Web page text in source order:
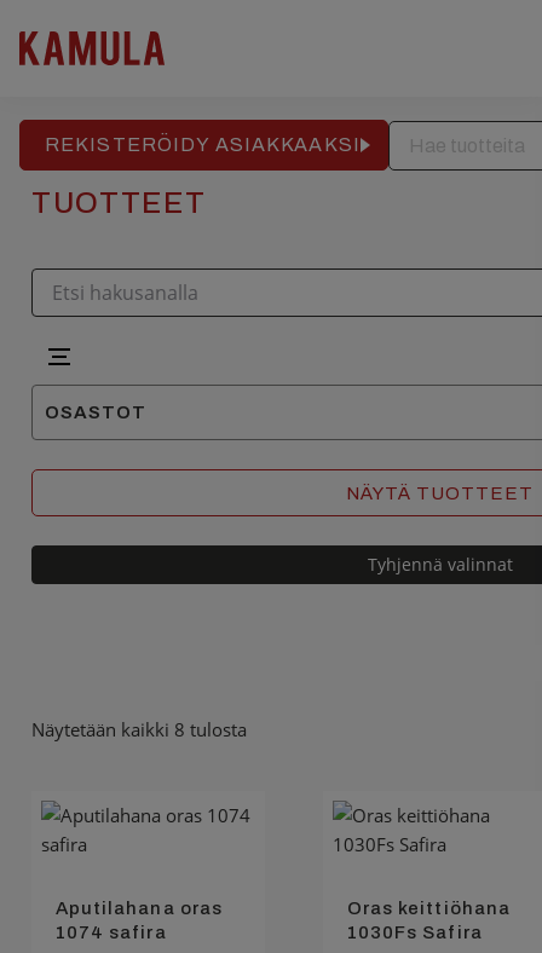
sisältöön
APTEEKKITALO
REKISTERÖIDY ASIAKKAAKSI
TUOTTEET
OSASTOT
NÄYTÄ TUOTTEET
Tyhjennä valinnat
Näytetään kaikki 8 tulosta
Aputilahana oras
1074 safira
Oras keittiöhana
1030Fs Safira